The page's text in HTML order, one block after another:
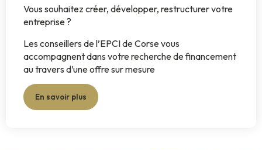
Vous souhaitez créer, développer, restructurer votre
entreprise ?
Les conseillers de l’EPCI de Corse vous
accompagnent dans votre recherche de financement
au travers d’une offre sur mesure
En savoir plus